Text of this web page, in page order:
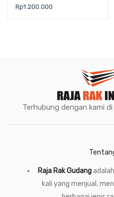
Rp1.200.000
Terhubung dengan kami di
Raja Rak Gudang
kali yang menjual,